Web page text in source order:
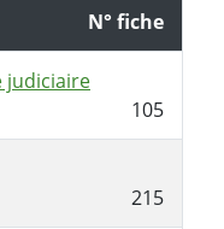
N° fiche
judiciaire
105
215